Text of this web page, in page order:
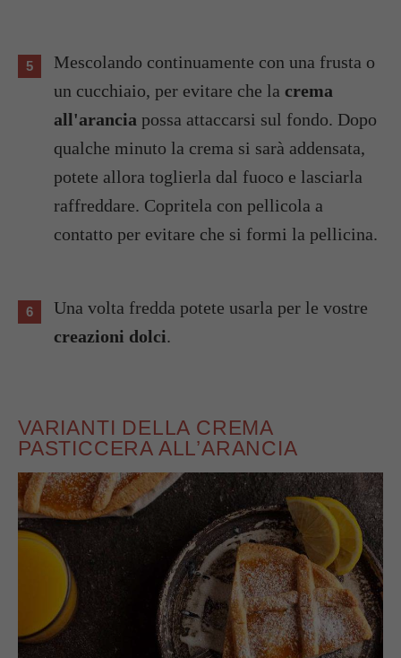
Mescolando continuamente con una frusta o
un cucchiaio, per evitare che la crema
all'arancia possa attaccarsi sul fondo. Dopo
qualche minuto la crema si sarà addensata,
potete allora toglierla dal fuoco e lasciarla
raffreddare. Copritela con pellicola a
contatto per evitare che si formi la pellicina.
Una volta fredda potete usarla per le vostre
creazioni dolci.
VARIANTI DELLA CREMA
PASTICCERA ALL’ARANCIA